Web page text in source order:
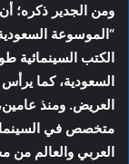
ومن الجدير ذكره؛
“الموسوعة
الكتب السينمائية
السعودية، كما
متخصص في السينما
العربي والعالم